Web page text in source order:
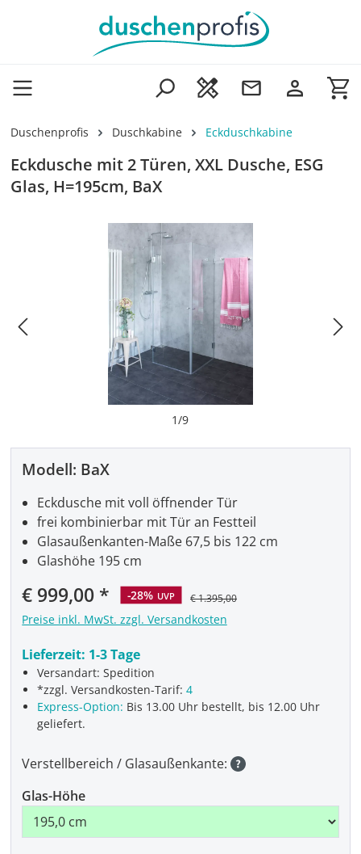
Zum Hauptinhalt springen
Duschenprofis Duschkabine Eckduschkabine
Eckdusche mit 2 Türen, XXL Dusche, ESG
Glas, H=195cm, BaX
Bildergalerie überspringen
1/9
Modell: BaX
Verkaufspreis:
€ 999,00 -28% UVP € 1.395,00
Preise inkl. MwSt. zzgl. Versandkosten
Lieferzeit: 1-3 Tage
Versandart: Spedition
*zzgl. Versandkosten-Tarif:4
Express-Option: Bis 13.00 Uhr bestellt, bis 12.00 Uhr
geliefert.
Eckdusche mit voll öffnender Tür
frei kombinierbar mit Tür an Festteil
Glasaußenkanten-Maße 67,5 bis 122 cm
Glashöhe 195 cm
Verstellbereich / Glasaußenkante:
Glas-Höhe